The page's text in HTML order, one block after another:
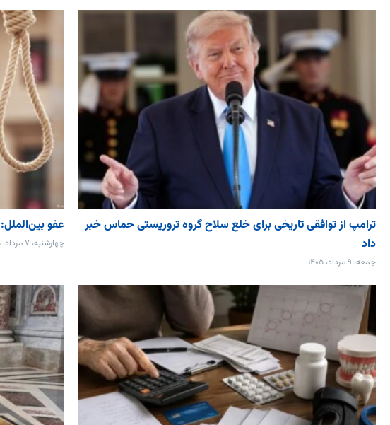
ترامپ از توافقی تاریخی برای خلع ‌سلاح گروه تروریستی حماس خبر
داد
جمعه، ۹ مرداد، ۱۴۰۵
عفو بین‌الملل: دست‌کم ۶۰ نفر در
چهارشنبه، ۷ مرداد، ۱۴۰۵